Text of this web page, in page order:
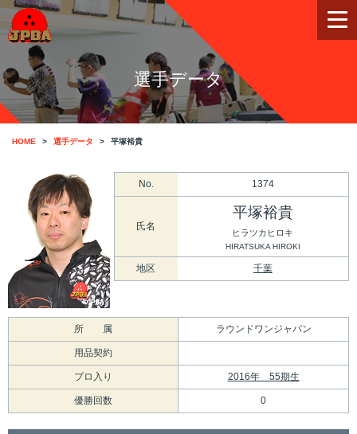
選手データ
HOME 選手データ 平塚裕貴
No. 1374
氏名
平塚裕貴
ヒラツカヒロキ
HIRATSUKA HIROKI
地区 千葉
所 属 ラウンドワンジャパン
用品契約
プロ入り 2016年 55期生
優勝回数 0